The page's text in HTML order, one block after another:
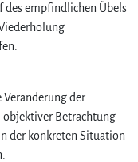
des empfindlichen Übels
der
Betrachtung
der konkreten Situation